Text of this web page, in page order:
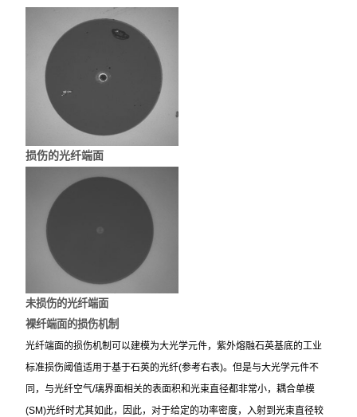
损伤的光纤端面
未损伤的光纤端面
裸纤端面的损伤机制
光纤端面的损伤机制可以建模为大光学元件，紫外熔融石英基底的工业
标准损伤阈值适用于基于石英的光纤(参考右表)。但是与大光学元件不
同，与光纤空气/璃界面相关的表面积和光束直径都非常小，耦合单模
(SM)光纤时尤其如此，因此，对于给定的功率密度，入射到光束直径较